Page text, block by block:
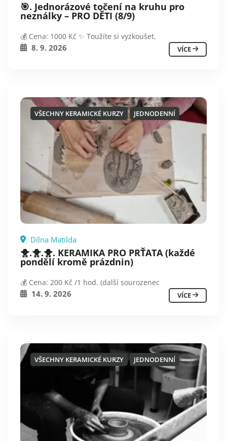
🎯. Jednorázové točení na kruhu pro
neználky – PRO DĚTI (8/9)
💰 Cena: 1000 Kč ✨ Toužíte si vyzkoušet,
8. 9. 2026 VÍCE
VŠECHNY KERAMICKÉ KURZY JEDNODENNÍ
Dílna Matilda
🐥.🐥.🐥. KERAMIKA PRO PRŤATA (každé
pondělí kromě prázdnin)
💰 Cena: 200 Kč /1 hod. (další sourozenec
14. 9. 2026 VÍCE
VŠECHNY KERAMICKÉ KURZY JEDNODENNÍ